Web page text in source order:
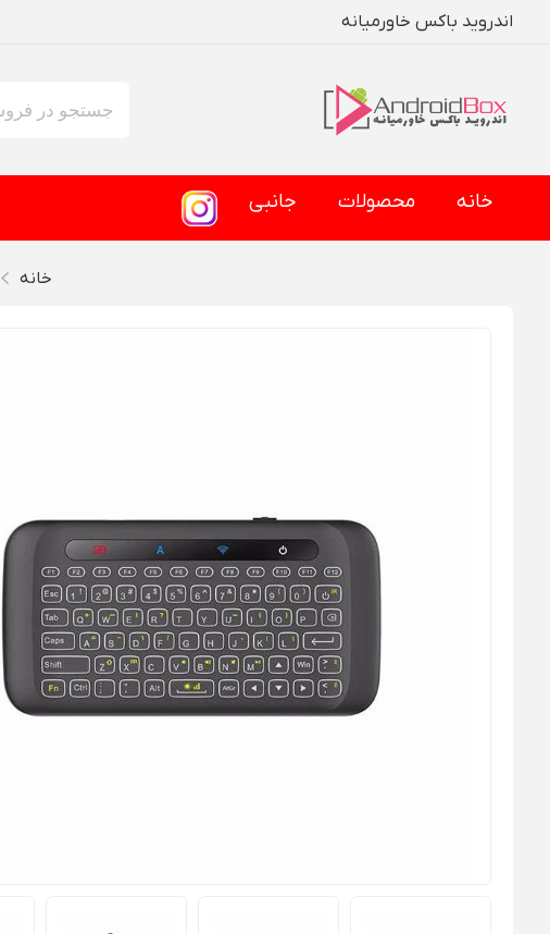
اندروید باکس خاورمیانه
خانه محصولات جانبی
خانه